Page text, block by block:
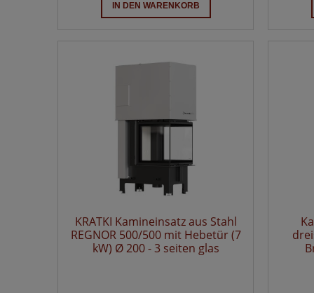
IN DEN WARENKORB
KRATKI Kamineinsatz aus Stahl
REGNOR 500/500 mit Hebetür (7
kW) Ø 200 - 3 seiten glas